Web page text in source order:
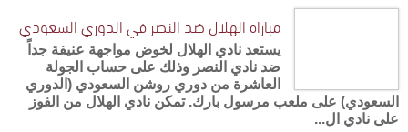
مباراه الهلال ضد النصر في الدوري السعودي
يستعد نادي الهلال لخوض مواجهة عنيفة جداً
ضد نادي النصر وذلك على حساب الجولة
العاشرة من دوري روشن السعودي (الدوري
السعودي) على ملعب مرسول بارك. تمكن نادي الهلال من الفوز
على نادي ال...